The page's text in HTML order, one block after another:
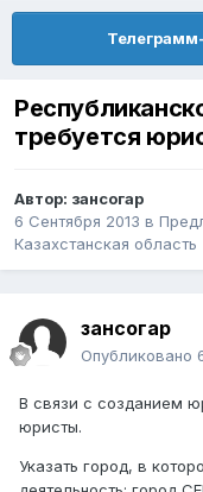
требуется
Автор: зансогар
6 Сентября 2013 в
Казахстанская область
зансогар
Опубликовано
В связи с созданием
юристы.
Указать город, в